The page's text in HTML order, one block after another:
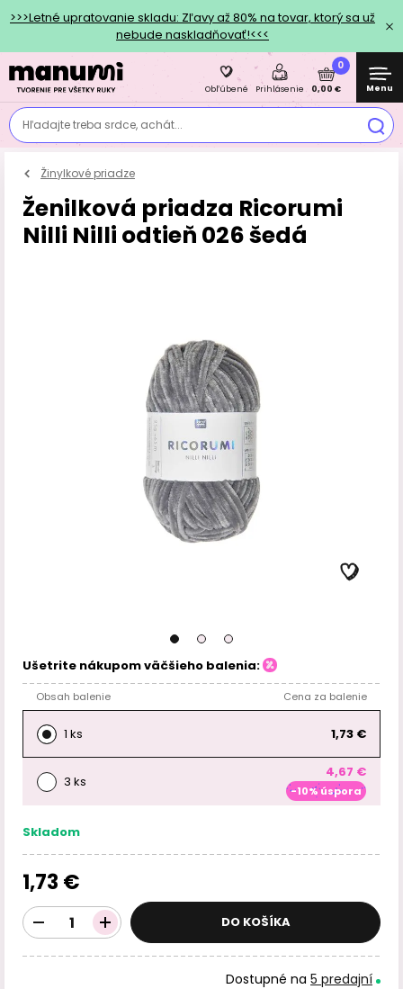
>>>Letné upratovanie skladu: Zľavy až 80% na tovar, ktorý sa už
nebude naskladňovať!<<<
Hľadajte treba srdce, achát...
Obľúbené Prihlásenie
0
0,00 € Menu
Žinylkové priadze
Ženilková priadza Ricorumi
Nilli Nilli odtieň 026 šedá
Ušetrite nákupom väčšieho balenia:
Obsah balenie Cena za balenie
1 ks 1,73 €
3 ks
4,67 €
-10% úspora
Skladom
1,73 €
DO KOŠÍKA
Dostupné na 5 predajní